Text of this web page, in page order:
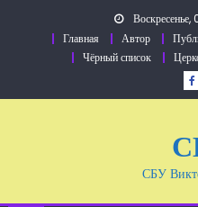
Главная
Автор
Чёрный список
СБУ